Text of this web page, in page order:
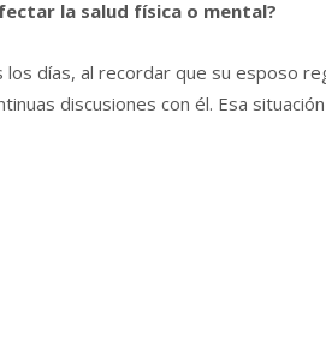
la salud física o mental?
los días, al recordar que su esposo
discusiones con él. Esa